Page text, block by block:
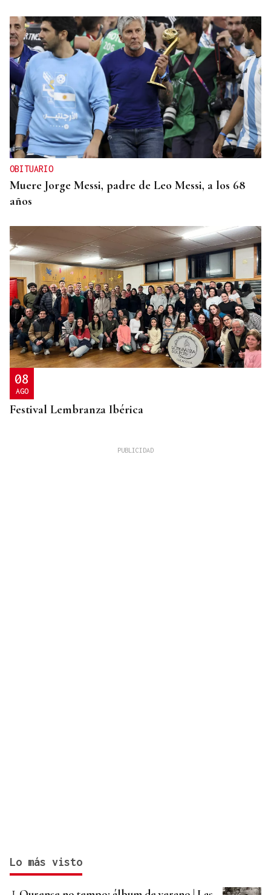
OBITUARIO
Muere Jorge Messi, padre de Leo Messi, a los 68
años
08
AGO
Festival Lembranza Ibérica
Lo más visto